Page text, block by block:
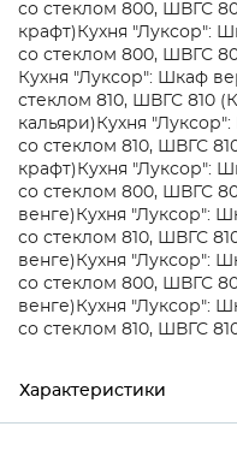
со стеклом 800, ШВГС
крафт) Кухня "Луксор":
со стеклом 800, ШВГС
Кухня "Луксор": Шкаф
стеклом 810, ШВГС 810
кальяри) Кухня
со стеклом 810, ШВГС
крафт) Кухня "Луксор":
со стеклом 800, ШВГС
венге) Кухня "Луксор":
со стеклом 810, ШВГС
венге) Кухня "Луксор":
со стеклом 800, ШВГС
венге) Кухня "Луксор":
со стеклом 810, ШВГС
Характеристики